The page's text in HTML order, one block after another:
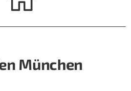
München